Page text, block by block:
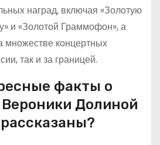
наград, включая «Золотую
и «Золотой Граммофон», а
множестве концертных
так и за границей.
факты о
Вероники Долиной